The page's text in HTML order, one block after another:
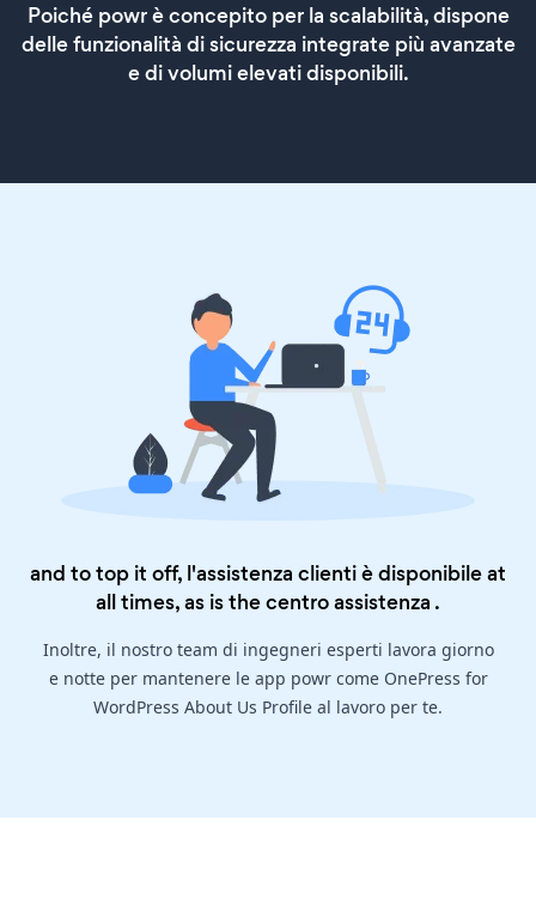
Poiché powr è concepito per la scalabilità, dispone
delle funzionalità di sicurezza integrate più avanzate
e di volumi elevati disponibili.
and to top it off, l'assistenza clienti è disponibile at
all times, as is thecentro assistenza .
Inoltre, il nostro team di ingegneri esperti lavora giorno
e notte per mantenere le app powr come OnePress for
WordPress About Us Profile al lavoro per te.